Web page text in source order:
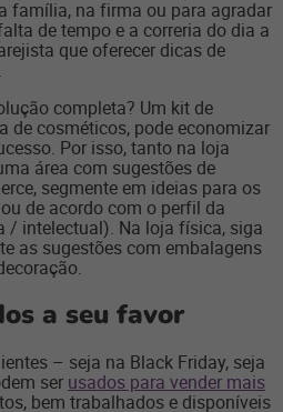
família, na firma ou para agradar
de tempo e a correria do dia a
que oferecer dicas de
completa? Um kit de
de cosméticos, pode economizar
Por isso, tanto na loja
área com sugestões de
segmente em ideias para os
de acordo com o perfil da
intelectual). Na loja física, siga
as sugestões com embalagens
a seu favor
– seja na Black Friday, seja
ser usados para vender mais
bem trabalhados e disponíveis